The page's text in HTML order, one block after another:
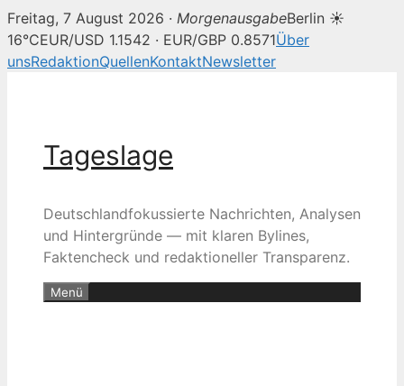
Freitag, 7 August 2026 · MorgenausgabeBerlin ☀
16°CEUR/USD 1.1542 · EUR/GBP 0.8571Über
unsRedaktionQuellenKontaktNewsletter
Tageslage
Deutschlandfokussierte Nachrichten, Analysen
und Hintergründe — mit klaren Bylines,
Faktencheck und redaktioneller Transparenz.
Menü